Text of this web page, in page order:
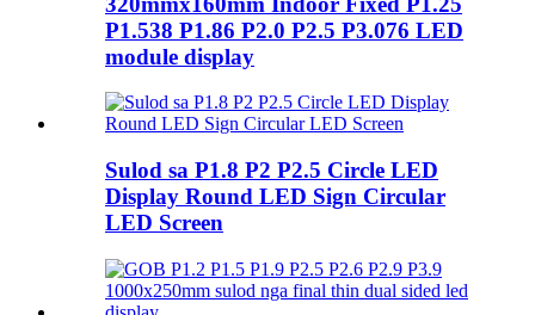
P1.538 P1.86 P2.0 P2.5 P3.076 LED
module display
Sulod sa P1.8 P2 P2.5 Circle LED
Display Round LED Sign Circular
LED Screen